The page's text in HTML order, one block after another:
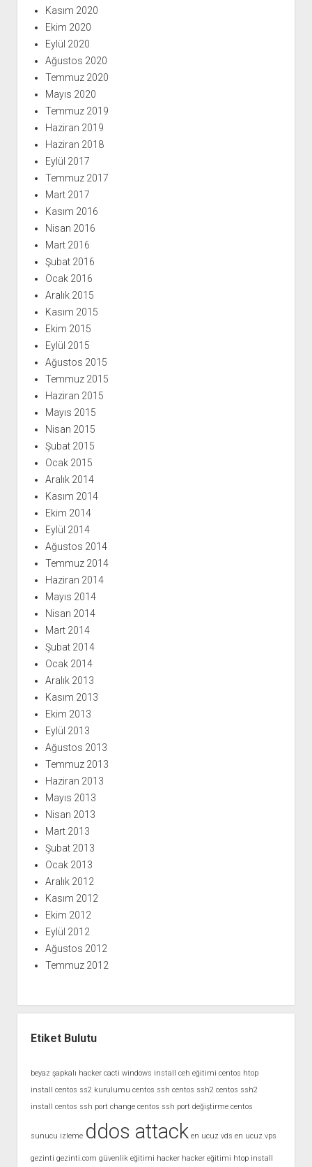
Kasım 2020
Ekim 2020
Eylül 2020
Ağustos 2020
Temmuz 2020
Mayıs 2020
Temmuz 2019
Haziran 2019
Haziran 2018
Eylül 2017
Temmuz 2017
Mart 2017
Kasım 2016
Nisan 2016
Mart 2016
Şubat 2016
Ocak 2016
Aralık 2015
Kasım 2015
Ekim 2015
Eylül 2015
Ağustos 2015
Temmuz 2015
Haziran 2015
Mayıs 2015
Nisan 2015
Şubat 2015
Ocak 2015
Aralık 2014
Kasım 2014
Ekim 2014
Eylül 2014
Ağustos 2014
Temmuz 2014
Haziran 2014
Mayıs 2014
Nisan 2014
Mart 2014
Şubat 2014
Ocak 2014
Aralık 2013
Kasım 2013
Ekim 2013
Eylül 2013
Ağustos 2013
Temmuz 2013
Haziran 2013
Mayıs 2013
Nisan 2013
Mart 2013
Şubat 2013
Ocak 2013
Aralık 2012
Kasım 2012
Ekim 2012
Eylül 2012
Ağustos 2012
Temmuz 2012
Etiket Bulutu
beyaz şapkalı hacker cacti windows install ceh eğitimi centos htop
install centos ss2 kurulumu centos ssh centos ssh2 centos ssh2
install centos ssh port change centos ssh port değiştirme centos
sunucu izleme ddos attack en ucuz vds en ucuz vps
gezinti gezinti.com güvenlik eğitimi hacker hacker eğitimi htop install